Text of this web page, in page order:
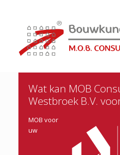
Wat kan MOB
Westbroek B.V.
MOB voor
uw